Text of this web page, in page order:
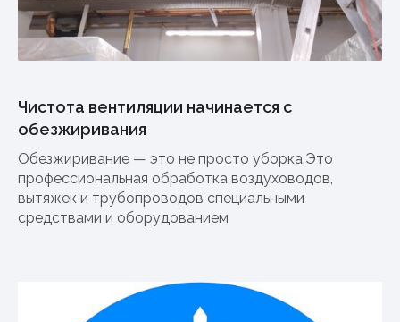
Чистота вентиляции начинается с
обезжиривания
Обезжиривание — это не просто уборка.Это
профессиональная обработка воздуховодов,
вытяжек и трубопроводов специальными
средствами и оборудованием